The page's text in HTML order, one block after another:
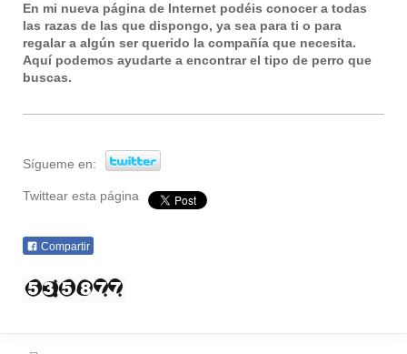
En mi nueva página de Internet podéis conocer a todas
las razas de las que dispongo, ya sea para ti o para
regalar a algún ser querido la compañía que necesita.
Aquí podemos ayudarte a encontrar el tipo de perro que
buscas.
Sígueme en:
Twittear esta página
Compartir